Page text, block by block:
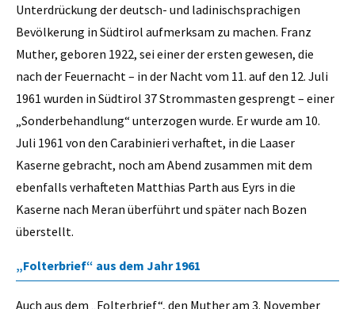
Unterdrückung der deutsch- und ladinischsprachigen
Bevölkerung in Südtirol aufmerksam zu machen. Franz
Muther, geboren 1922, sei einer der ersten gewesen, die
nach der Feuernacht – in der Nacht vom 11. auf den 12. Juli
1961 wurden in Südtirol 37 Strommasten gesprengt – einer
„Sonderbehandlung“ unterzogen wurde. Er wurde am 10.
Juli 1961 von den Carabinieri verhaftet, in die Laaser
Kaserne gebracht, noch am Abend zusammen mit dem
ebenfalls verhafteten Matthias Parth aus Eyrs in die
Kaserne nach Meran überführt und später nach Bozen
überstellt.
„Folterbrief“ aus dem Jahr 1961
Auch aus dem „Folterbrief“, den Muther am 3. November